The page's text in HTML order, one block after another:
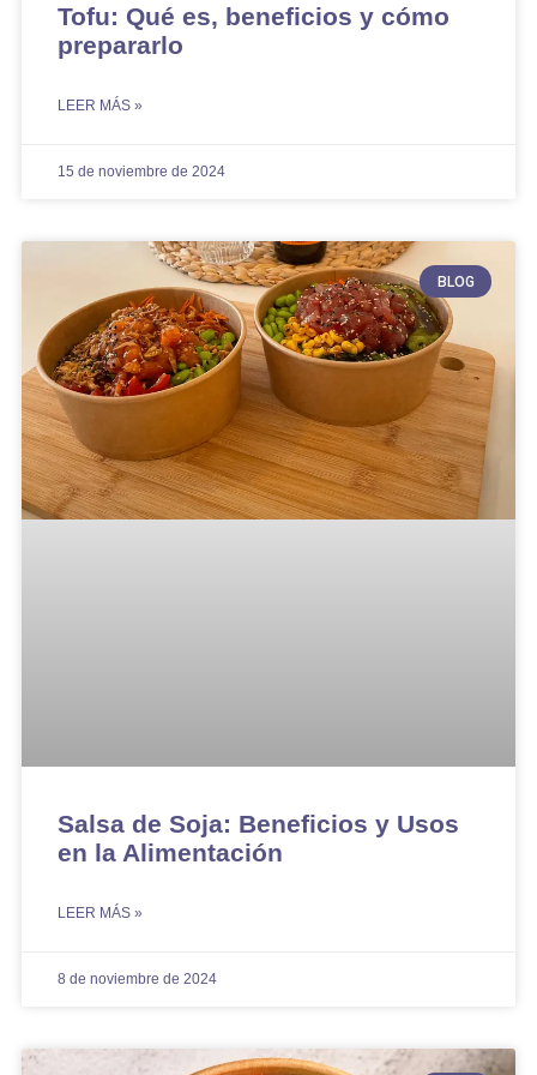
Tofu: Qué es, beneficios y cómo
prepararlo
LEER MÁS »
15 de noviembre de 2024
BLOG
Salsa de Soja: Beneficios y Usos
en la Alimentación
LEER MÁS »
8 de noviembre de 2024